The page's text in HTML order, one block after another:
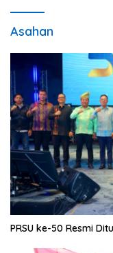
Asahan
PRSU ke-50 Resmi